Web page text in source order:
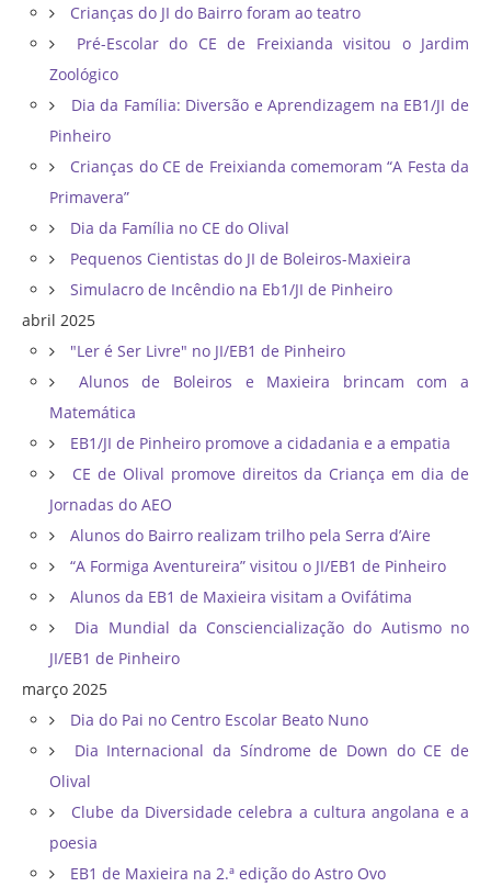
Crianças do JI do Bairro foram ao teatro
Pré-Escolar do CE de Freixianda visitou o Jardim
Zoológico
Dia da Família: Diversão e Aprendizagem na EB1/JI de
Pinheiro
Crianças do CE de Freixianda comemoram “A Festa da
Primavera”
Dia da Família no CE do Olival
Pequenos Cientistas do JI de Boleiros-Maxieira
Simulacro de Incêndio na Eb1/JI de Pinheiro
abril 2025
"Ler é Ser Livre" no JI/EB1 de Pinheiro
Alunos de Boleiros e Maxieira brincam com a
Matemática
EB1/JI de Pinheiro promove a cidadania e a empatia
CE de Olival promove direitos da Criança em dia de
Jornadas do AEO
Alunos do Bairro realizam trilho pela Serra d’Aire
“A Formiga Aventureira” visitou o JI/EB1 de Pinheiro
Alunos da EB1 de Maxieira visitam a Ovifátima
Dia Mundial da Consciencialização do Autismo no
JI/EB1 de Pinheiro
março 2025
Dia do Pai no Centro Escolar Beato Nuno
Dia Internacional da Síndrome de Down do CE de
Olival
Clube da Diversidade celebra a cultura angolana e a
poesia
EB1 de Maxieira na 2.ª edição do Astro Ovo